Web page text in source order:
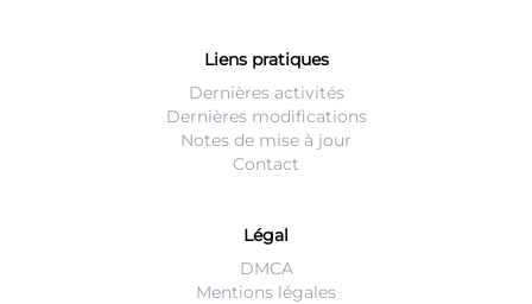
Liens pratiques
Dernières activités
Dernières modifications
Notes de mise à jour
Contact
Légal
DMCA
Mentions légales